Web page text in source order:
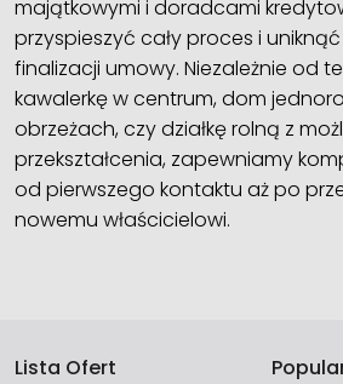
majątkowymi i doradcami
przyspieszyć cały proces i
finalizacji umowy. Niezależnie od
kawalerkę w centrum, dom
obrzeżach, czy działkę rolną z
przekształcenia, zapewniamy
od pierwszego kontaktu aż po
nowemu właścicielowi.
Lista Ofert